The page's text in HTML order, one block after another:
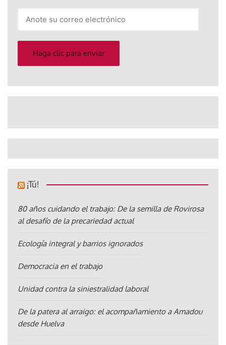
electrónico
Haga clic para enviar
¡Tú!
80 años cuidando el trabajo: De la semilla de Rovirosa
al desafío de la precariedad actual
Ecología integral y barrios ignorados
Democracia en el trabajo
Unidad contra la siniestralidad laboral
De la patera al arraigo: el acompañamiento a Amadou
desde Huelva